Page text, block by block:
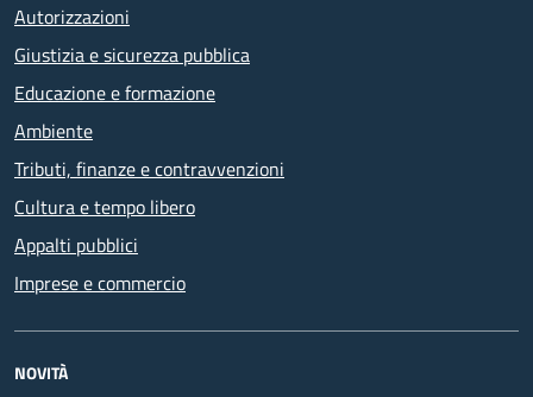
Autorizzazioni
Giustizia e sicurezza pubblica
Educazione e formazione
Ambiente
Tributi, finanze e contravvenzioni
Cultura e tempo libero
Appalti pubblici
Imprese e commercio
NOVITÀ